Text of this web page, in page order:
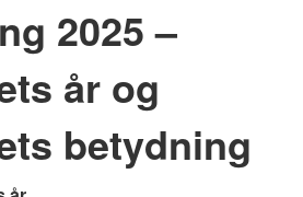
2025 –
år og
betydning